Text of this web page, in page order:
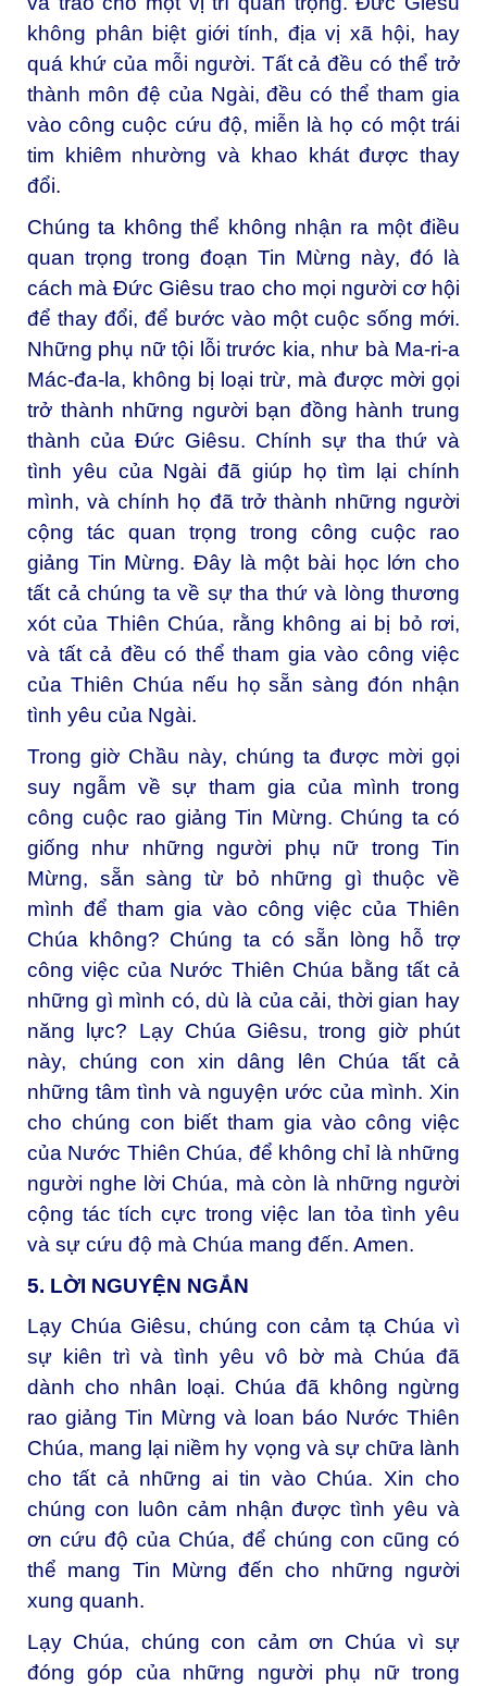
không phân biệt giới tính, địa vị xã hội, hay
quá khứ của mỗi người. Tất cả đều có thể trở
thành môn đệ của Ngài, đều có thể tham gia
vào công cuộc cứu độ, miễn là họ có một trái
tim khiêm nhường và khao khát được thay
đổi.
Chúng ta không thể không nhận ra một điều
quan trọng trong đoạn Tin Mừng này, đó là
cách mà Đức Giêsu trao cho mọi người cơ hội
để thay đổi, để bước vào một cuộc sống mới.
Những phụ nữ tội lỗi trước kia, như bà Ma-ri-a
Mác-đa-la, không bị loại trừ, mà được mời gọi
trở thành những người bạn đồng hành trung
thành của Đức Giêsu. Chính sự tha thứ và
tình yêu của Ngài đã giúp họ tìm lại chính
mình, và chính họ đã trở thành những người
cộng tác quan trọng trong công cuộc rao
giảng Tin Mừng. Đây là một bài học lớn cho
tất cả chúng ta về sự tha thứ và lòng thương
xót của Thiên Chúa, rằng không ai bị bỏ rơi,
và tất cả đều có thể tham gia vào công việc
của Thiên Chúa nếu họ sẵn sàng đón nhận
tình yêu của Ngài.
Trong giờ Chầu này, chúng ta được mời gọi
suy ngẫm về sự tham gia của mình trong
công cuộc rao giảng Tin Mừng. Chúng ta có
giống như những người phụ nữ trong Tin
Mừng, sẵn sàng từ bỏ những gì thuộc về
mình để tham gia vào công việc của Thiên
Chúa không? Chúng ta có sẵn lòng hỗ trợ
công việc của Nước Thiên Chúa bằng tất cả
những gì mình có, dù là của cải, thời gian hay
năng lực? Lạy Chúa Giêsu, trong giờ phút
này, chúng con xin dâng lên Chúa tất cả
những tâm tình và nguyện ước của mình. Xin
cho chúng con biết tham gia vào công việc
của Nước Thiên Chúa, để không chỉ là những
người nghe lời Chúa, mà còn là những người
cộng tác tích cực trong việc lan tỏa tình yêu
và sự cứu độ mà Chúa mang đến. Amen.
5. LỜI NGUYỆN NGẮN
Lạy Chúa Giêsu, chúng con cảm tạ Chúa vì
sự kiên trì và tình yêu vô bờ mà Chúa đã
dành cho nhân loại. Chúa đã không ngừng
rao giảng Tin Mừng và loan báo Nước Thiên
Chúa, mang lại niềm hy vọng và sự chữa lành
cho tất cả những ai tin vào Chúa. Xin cho
chúng con luôn cảm nhận được tình yêu và
ơn cứu độ của Chúa, để chúng con cũng có
thể mang Tin Mừng đến cho những người
xung quanh.
Lạy Chúa, chúng con cảm ơn Chúa vì sự
đóng góp của những người phụ nữ trong